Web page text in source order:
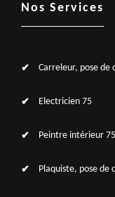
Nos Services
Carreleur, pose de
Electricien 75
Peintre intérieur 75
Plaquiste, pose de